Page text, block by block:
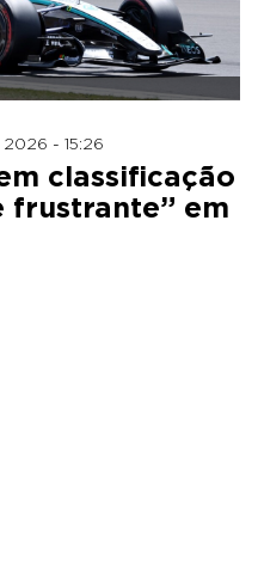
- 15:26
classificação
frustrante” em